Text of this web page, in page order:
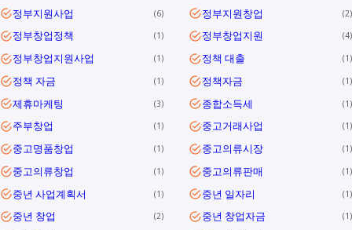
정부지원사업 6 정부지원창업 2
정부창업정책 1 정부창업지원 4
정부창업지원사업 1 정책 대출 1
정책 자금 1 정책자금 1
제휴마케팅 3 종합소득세 1
주부창업 1 중고거래사업 1
중고명품창업 1 중고의류시장 1
중고의류창업 1 중고의류판매 1
중년 사업계획서 1 중년 일자리 1
중년 창업 2 중년 창업자금 1